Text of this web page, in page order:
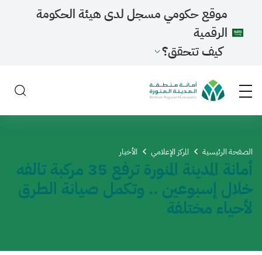
موقع حكومي مسجل لدى هيئة الحكومة
الرقمية
كيف تتحقق؟
الصفحة الرئيسية المركز الإعلامي الأخبار
أمانة المدينة المنورة ترفع 35 مركبة تالفه
خلال إسبوعين .. وتكمل صيانة الطرق
لأحياء مختلفة